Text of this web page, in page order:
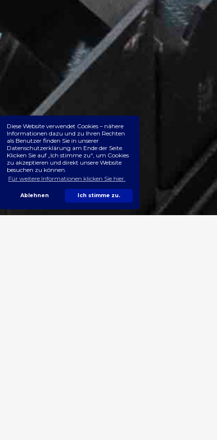
Diese Website verwendet Cookies – nähere
Informationen dazu und zu Ihren Rechten
als Benutzer finden Sie in unserer
Datenschutzerklärung am Ende der Seite.
Klicken Sie auf „Ich stimme zu“, um Cookies
zu akzeptieren und direkt unsere Website
besuchen zu können.
Für weitere Informationen klicken Sie hier.
Ablehnen Ich stimme zu.